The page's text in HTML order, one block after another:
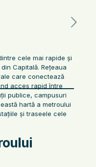
cele mai rapide și
Capitală. Rețeaua
care conectează
acces rapid între
publice, campusuri
hartă a metroului
și traseele cele